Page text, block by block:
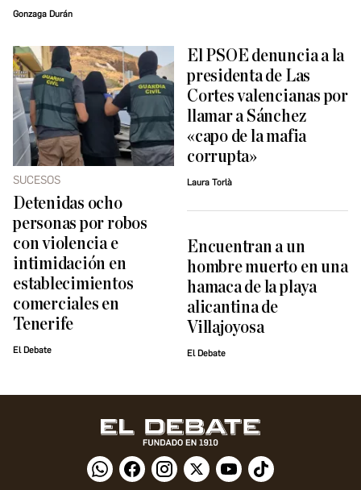
Gonzaga Durán
SUCESOS
Detenidas ocho
personas por robos
con violencia e
intimidación en
establecimientos
comerciales en
Tenerife
El Debate
El PSOE denuncia a la
presidenta de Las
Cortes valencianas por
llamar a Sánchez
«capo de la mafia
corrupta»
Laura Torlà
Encuentran a un
hombre muerto en una
hamaca de la playa
alicantina de
Villajoyosa
El Debate